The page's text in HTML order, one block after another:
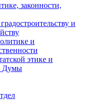
законности,
и
и
этике и
Думы